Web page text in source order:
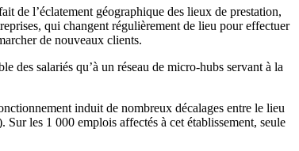
de l’éclatement géographique des lieux de prestation,
qui changent régulièrement de lieu pour effectuer
de nouveaux clients.
des salariés qu’à un réseau de micro-hubs servant à la
induit de nombreux décalages entre le lieu
les 1 000 emplois affectés à cet établissement, seule